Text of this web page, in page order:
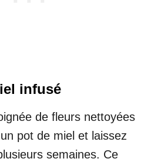
infusé
de fleurs nettoyées
pot de miel et laissez
semaines. Ce